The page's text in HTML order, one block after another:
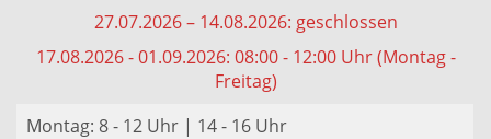
27.07.2026 – 14.08.2026: geschlossen
17.08.2026 - 01.09.2026: 08:00 - 12:00 Uhr (Montag -
Freitag)
Montag: 8 - 12 Uhr | 14 - 16 Uhr